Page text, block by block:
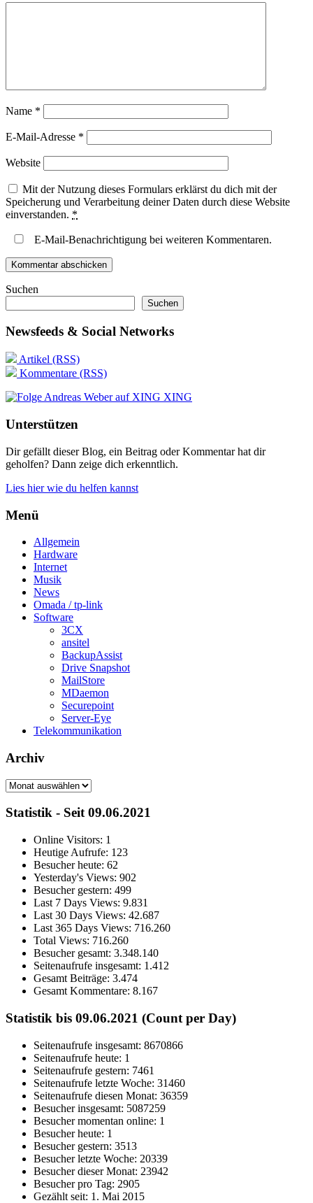
Name *
E-Mail-Adresse *
Website
Mit der Nutzung dieses Formulars erklärst du dich mit der
Speicherung und Verarbeitung deiner Daten durch diese Website
einverstanden. *
E-Mail-Benachrichtigung bei weiteren Kommentaren.
Suchen
Suchen
Newsfeeds & Social Networks
Artikel (RSS)
Kommentare (RSS)
XING
Unterstützen
Dir gefällt dieser Blog, ein Beitrag oder Kommentar hat dir
geholfen? Dann zeige dich erkenntlich.
Lies hier wie du helfen kannst
Menü
Allgemein
Hardware
Internet
Musik
News
Omada / tp-link
Software
3CX
ansitel
BackupAssist
Drive Snapshot
MailStore
MDaemon
Securepoint
Server-Eye
Telekommunikation
Archiv
Archiv
Statistik - Seit 09.06.2021
Online Visitors: 1
Heutige Aufrufe: 123
Besucher heute: 62
Yesterday's Views: 902
Besucher gestern: 499
Last 7 Days Views: 9.831
Last 30 Days Views: 42.687
Last 365 Days Views: 716.260
Total Views: 716.260
Besucher gesamt: 3.348.140
Seitenaufrufe insgesamt: 1.412
Gesamt Beiträge: 3.474
Gesamt Kommentare: 8.167
Statistik bis 09.06.2021 (Count per Day)
Seitenaufrufe insgesamt: 8670866
Seitenaufrufe heute: 1
Seitenaufrufe gestern: 7461
Seitenaufrufe letzte Woche: 31460
Seitenaufrufe diesen Monat: 36359
Besucher insgesamt: 5087259
Besucher momentan online: 1
Besucher heute: 1
Besucher gestern: 3513
Besucher letzte Woche: 20339
Besucher dieser Monat: 23942
Besucher pro Tag: 2905
Gezählt seit: 1. Mai 2015